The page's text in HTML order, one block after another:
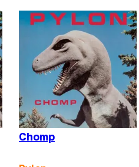
Chomp